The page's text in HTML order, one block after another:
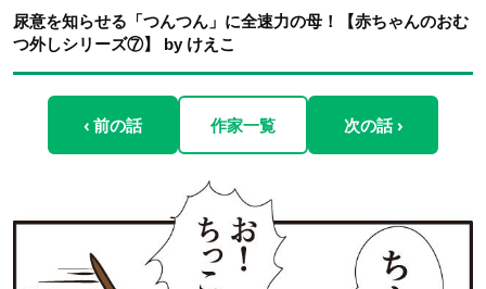
尿意を知らせる「つんつん」に全速力の母！【赤ちゃんのおむ
つ外しシリーズ⑦】 by けえこ
‹ 前の話 作家一覧 次の話 ›